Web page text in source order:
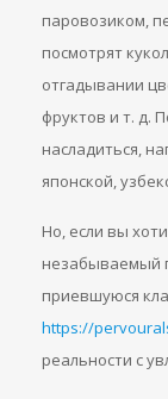
паровозиком,
посмотрят
отгадывании
фруктов и т. д.
насладиться,
японской,
Но, если вы
незабываемый
приевшуюся
https://
реальности с